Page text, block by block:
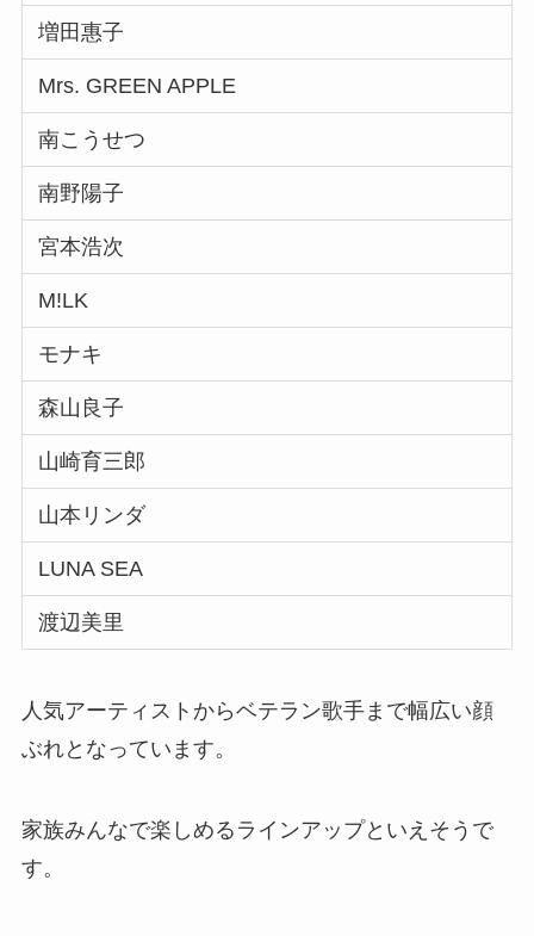
増田惠子
Mrs. GREEN APPLE
南こうせつ
南野陽子
宮本浩次
M!LK
モナキ
森山良子
山崎育三郎
山本リンダ
LUNA SEA
渡辺美里
人気アーティストからベテラン歌手まで幅広い顔
ぶれとなっています。
家族みんなで楽しめるラインアップといえそうで
す。